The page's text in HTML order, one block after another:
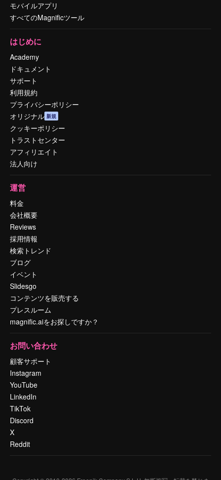
モバイルアプリ
すべてのMagnificツール
はじめに
Academy
ドキュメント
サポート
利用規約
プライバシーポリシー
オリジナル 新規
クッキーポリシー
トラストセンター
アフィリエイト
法人向け
運営
料金
会社概要
Reviews
採用情報
検索トレンド
ブログ
イベント
Slidesgo
コンテンツを販売する
プレスルーム
magnific.aiをお探しですか？
お問い合わせ
顧客サポート
Instagram
YouTube
LinkedIn
TikTok
Discord
X
Reddit